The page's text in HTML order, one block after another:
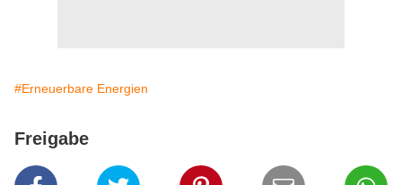
#Erneuerbare Energien
Freigabe